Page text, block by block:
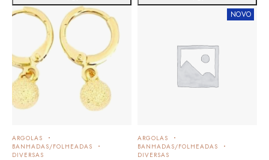
ARGOLAS
BANHADAS/FOLHEADAS
DIVERSAS
NOVO
ARGOLAS
BANHADAS/FOLHEADAS
DIVERSAS